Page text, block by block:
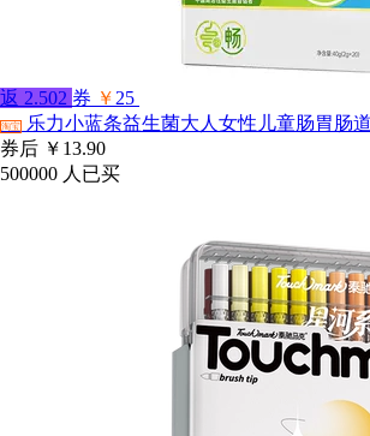
返 2.502 券 ￥ 25
淘宝
乐力小蓝条益生菌大人女性儿童肠胃肠
券后 ￥13.90
500000 人已买